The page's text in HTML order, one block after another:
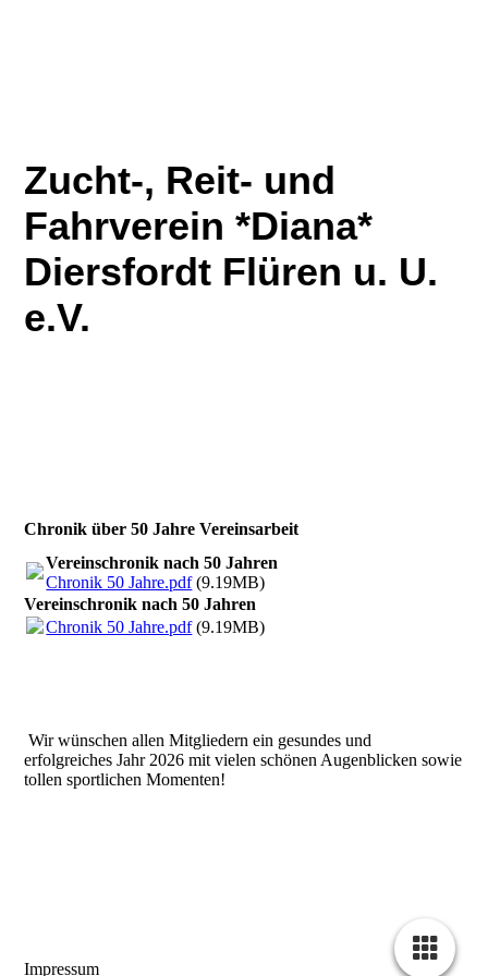
Zucht-, Reit- und
Fahrverein *Diana*
Diersfordt Flüren u. U.
e.V.
Chronik über 50 Jahre Vereinsarbeit
Vereinschronik nach 50 Jahren
Chronik 50 Jahre.pdf(9.19MB)
Vereinschronik nach 50 Jahren
Chronik 50 Jahre.pdf(9.19MB)
Wir wünschen allen Mitgliedern ein gesundes und
erfolgreiches Jahr 2026 mit vielen schönen Augenblicken sowie
tollen sportlichen Momenten!
Impressum